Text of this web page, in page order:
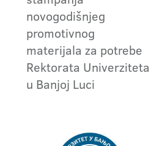
novogodišnjeg
promotivnog
materijala za potrebe
Rektorata Univerziteta
u Banjoj Luci